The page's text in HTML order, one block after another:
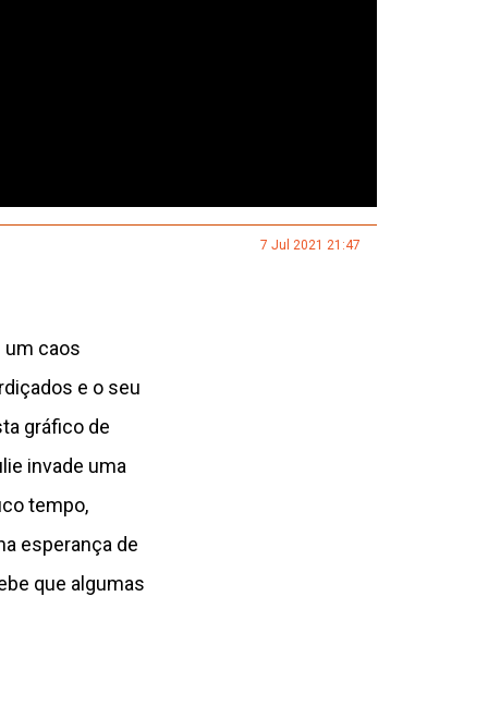
7 Jul 2021 21:47
um caos
e o seu
gráfico de
invade uma
tempo,
esperança de
que algumas